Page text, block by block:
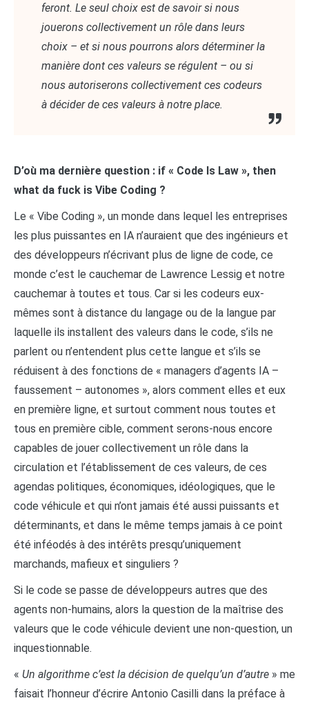
feront. Le seul choix est de savoir si nous
jouerons collectivement un rôle dans leurs
choix – et si nous pourrons alors déterminer la
manière dont ces valeurs se régulent – ou si
nous autoriserons collectivement ces codeurs
à décider de ces valeurs à notre place.
D’où ma dernière question : if « Code Is Law », then
what da fuck is Vibe Coding ?
Le « Vibe Coding », un monde dans lequel les entreprises
les plus puissantes en IA n’auraient que des ingénieurs et
des développeurs n’écrivant plus de ligne de code, ce
monde c’est le cauchemar de Lawrence Lessig et notre
cauchemar à toutes et tous. Car si les codeurs eux-
mêmes sont à distance du langage ou de la langue par
laquelle ils installent des valeurs dans le code, s’ils ne
parlent ou n’entendent plus cette langue et s’ils se
réduisent à des fonctions de « managers d’agents IA –
faussement – autonomes », alors comment elles et eux
en première ligne, et surtout comment nous toutes et
tous en première cible, comment serons-nous encore
capables de jouer collectivement un rôle dans la
circulation et l’établissement de ces valeurs, de ces
agendas politiques, économiques, idéologiques, que le
code véhicule et qui n’ont jamais été aussi puissants et
déterminants, et dans le même temps jamais à ce point
été inféodés à des intérêts presqu’uniquement
marchands, mafieux et singuliers ?
Si le code se passe de développeurs autres que des
agents non-humains, alors la question de la maîtrise des
valeurs que le code véhicule devient une non-question, un
inquestionnable.
« Un algorithme c’est la décision de quelqu’un d’autre » me
faisait l’honneur d’écrire Antonio Casilli dans la préface à